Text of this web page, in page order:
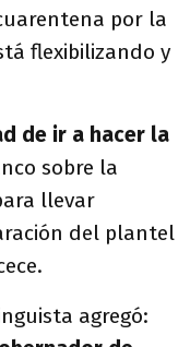
por la
flexibilizando y
de ir a hacer la
sobre la
llevar
del plantel
agregó: